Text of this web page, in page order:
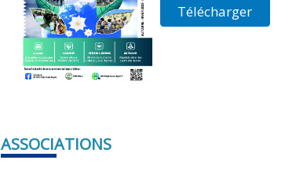
Télécharger
ASSOCIATIONS